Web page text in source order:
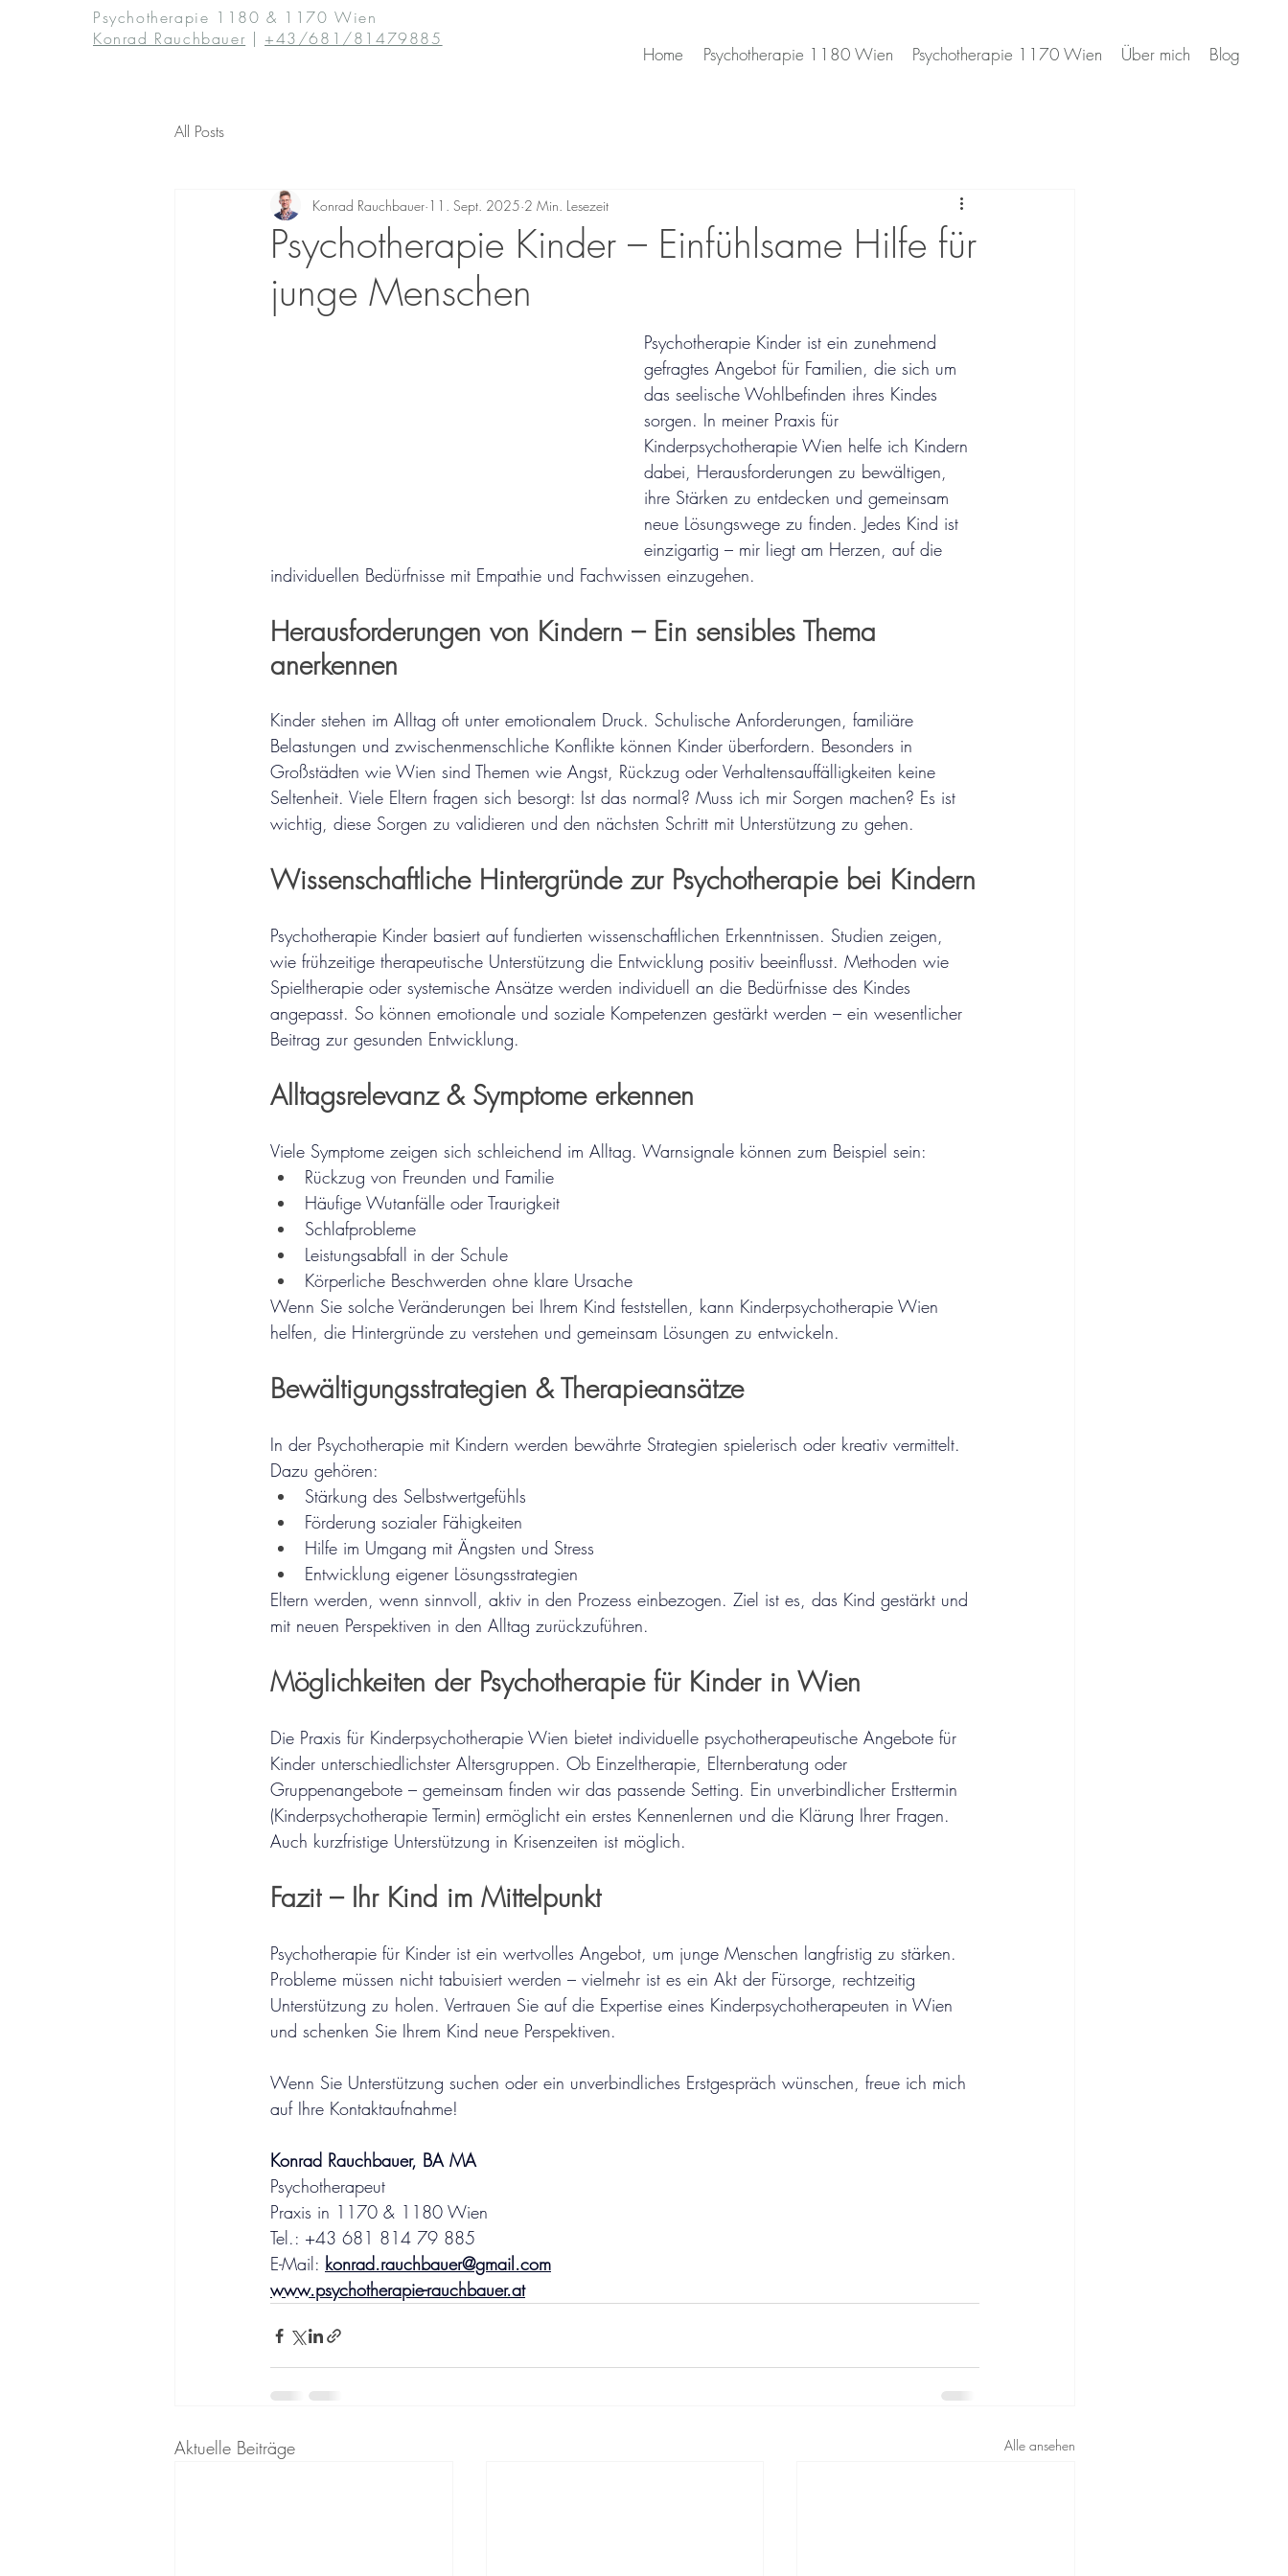
Home Psychotherapie 1180 Wien Psychotherapie 1170 Wien Über mich Blog
Psychotherapie 1180 & 1170 Wien
Konrad Rauchbauer | +43/681/81479885
All Posts
Psychotherapie Kinder – Einfühlsame Hilfe für
junge Menschen
Konrad Rauchbauer 11. Sept. 2025 2 Min. Lesezeit
Psychotherapie Kinder ist ein zunehmend
gefragtes Angebot für Familien, die sich um
das seelische Wohlbefinden ihres Kindes
sorgen. In meiner Praxis für
Kinderpsychotherapie Wien helfe ich Kindern
dabei, Herausforderungen zu bewältigen,
ihre Stärken zu entdecken und gemeinsam
neue Lösungswege zu finden. Jedes Kind ist
einzigartig – mir liegt am Herzen, auf die
individuellen Bedürfnisse mit Empathie und Fachwissen einzugehen.
Herausforderungen von Kindern – Ein sensibles Thema
anerkennen
Kinder stehen im Alltag oft unter emotionalem Druck. Schulische Anforderungen, familiäre
Belastungen und zwischenmenschliche Konflikte können Kinder überfordern. Besonders in
Großstädten wie Wien sind Themen wie Angst, Rückzug oder Verhaltensauffälligkeiten keine
Seltenheit. Viele Eltern fragen sich besorgt: Ist das normal? Muss ich mir Sorgen machen? Es ist
wichtig, diese Sorgen zu validieren und den nächsten Schritt mit Unterstützung zu gehen.
Wissenschaftliche Hintergründe zur Psychotherapie bei Kindern
Psychotherapie Kinder basiert auf fundierten wissenschaftlichen Erkenntnissen. Studien zeigen,
wie frühzeitige therapeutische Unterstützung die Entwicklung positiv beeinflusst. Methoden wie
Spieltherapie oder systemische Ansätze werden individuell an die Bedürfnisse des Kindes
angepasst. So können emotionale und soziale Kompetenzen gestärkt werden – ein wesentlicher
Beitrag zur gesunden Entwicklung.
Alltagsrelevanz & Symptome erkennen
Viele Symptome zeigen sich schleichend im Alltag. Warnsignale können zum Beispiel sein:
Rückzug von Freunden und Familie
Häufige Wutanfälle oder Traurigkeit
Schlafprobleme
Leistungsabfall in der Schule
Körperliche Beschwerden ohne klare Ursache
Wenn Sie solche Veränderungen bei Ihrem Kind feststellen, kann Kinderpsychotherapie Wien
helfen, die Hintergründe zu verstehen und gemeinsam Lösungen zu entwickeln.
Bewältigungsstrategien & Therapieansätze
In der Psychotherapie mit Kindern werden bewährte Strategien spielerisch oder kreativ vermittelt.
Dazu gehören:
Stärkung des Selbstwertgefühls
Förderung sozialer Fähigkeiten
Hilfe im Umgang mit Ängsten und Stress
Entwicklung eigener Lösungsstrategien
Eltern werden, wenn sinnvoll, aktiv in den Prozess einbezogen. Ziel ist es, das Kind gestärkt und
mit neuen Perspektiven in den Alltag zurückzuführen.
Möglichkeiten der Psychotherapie für Kinder in Wien
Die Praxis für Kinderpsychotherapie Wien bietet individuelle psychotherapeutische Angebote für
Kinder unterschiedlichster Altersgruppen. Ob Einzeltherapie, Elternberatung oder
Gruppenangebote – gemeinsam finden wir das passende Setting. Ein unverbindlicher Ersttermin
(Kinderpsychotherapie Termin) ermöglicht ein erstes Kennenlernen und die Klärung Ihrer Fragen.
Auch kurzfristige Unterstützung in Krisenzeiten ist möglich.
Fazit – Ihr Kind im Mittelpunkt
Psychotherapie für Kinder ist ein wertvolles Angebot, um junge Menschen langfristig zu stärken.
Probleme müssen nicht tabuisiert werden – vielmehr ist es ein Akt der Fürsorge, rechtzeitig
Unterstützung zu holen. Vertrauen Sie auf die Expertise eines Kinderpsychotherapeuten in Wien
und schenken Sie Ihrem Kind neue Perspektiven.
Wenn Sie Unterstützung suchen oder ein unverbindliches Erstgespräch wünschen, freue ich mich
auf Ihre Kontaktaufnahme!
Konrad Rauchbauer, BA MA
Psychotherapeut
Praxis in 1170 & 1180 Wien
Tel.: +43 681 814 79 885
E-Mail: konrad.rauchbauer@gmail.com
www.psychotherapie-rauchbauer.at
Aktuelle Beiträge Alle ansehen